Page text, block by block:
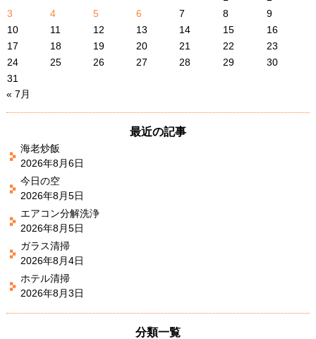
3
4 5 6 7 8
9
10
11 12 13 14 15
16
17
18 19 20 21 22
23
24
25 26 27 28 29
30
31
« 7月
最近の記事
海老炒飯
2026年8月6日
今日の空
2026年8月5日
エアコン分解洗浄
2026年8月5日
ガラス清掃
2026年8月4日
ホテル清掃
2026年8月3日
分類一覧